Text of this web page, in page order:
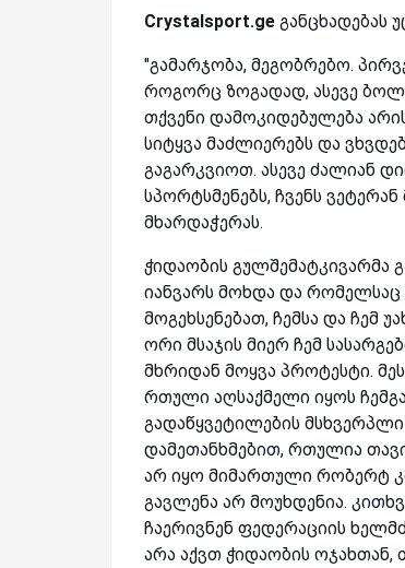
Crystalsport.ge განცხადებას
"გამარჯობა, მეგობრებო.
როგორც ზოგადად, ასევე
თქვენი დამოკიდებულება
სიტყვა მაძლიერებს და
გაგარკვიოთ. ასევე ძალიან
სპორტსმენებს, ჩვენს
მხარდაჭერას.
ჭიდაობის გულშემატკივარმა
იანვარს მოხდა და რომელსაც
მოგეხსენებათ, ჩემსა და
ორი მსაჯის მიერ ჩემ
მხრიდან მოყვა პროტესტი.
რთული აღსაქმელი იყოს
გადაწყვეტილების
დამეთანხმებით, რთულია
არ იყო მიმართული რობერტ
გავლენა არ მოუხდენია.
ჩაერივნენ ფედერაციის
არა აქვთ ჭიდაობის